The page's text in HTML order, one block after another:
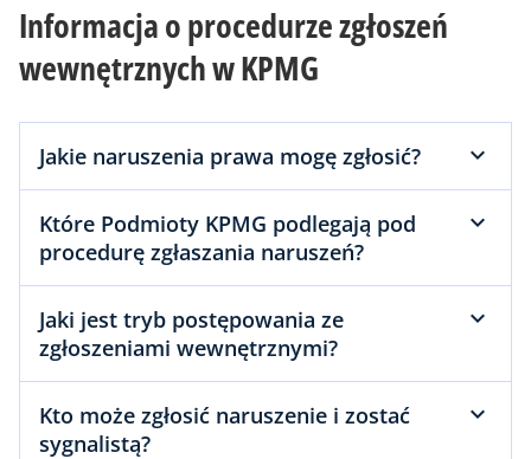
Informacja o procedurze zgłoszeń
wewnętrznych w KPMG
Jakie naruszenia prawa mogę zgłosić?
Które Podmioty KPMG podlegają pod
procedurę zgłaszania naruszeń?
Jaki jest tryb postępowania ze
zgłoszeniami wewnętrznymi?
Kto może zgłosić naruszenie i zostać
sygnalistą?